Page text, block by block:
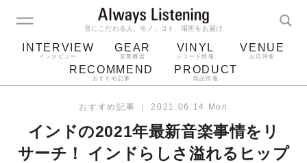
音にこだわる人、モノ、コト、場所をお届け
INTERVIEW
インタビュー
GEAR
音響機器
VINYL
レコード情報
VENUE
お店特集
RECOMMEND
おすすめ記事
PRODUCT
製品情報
bluetooth アルバム
レコード針
おすすめ記事 ｜ 2021.06.14 Mon
インドの2021年最新音楽事情をリ
サーチ！ インドらしさ溢れるヒップ